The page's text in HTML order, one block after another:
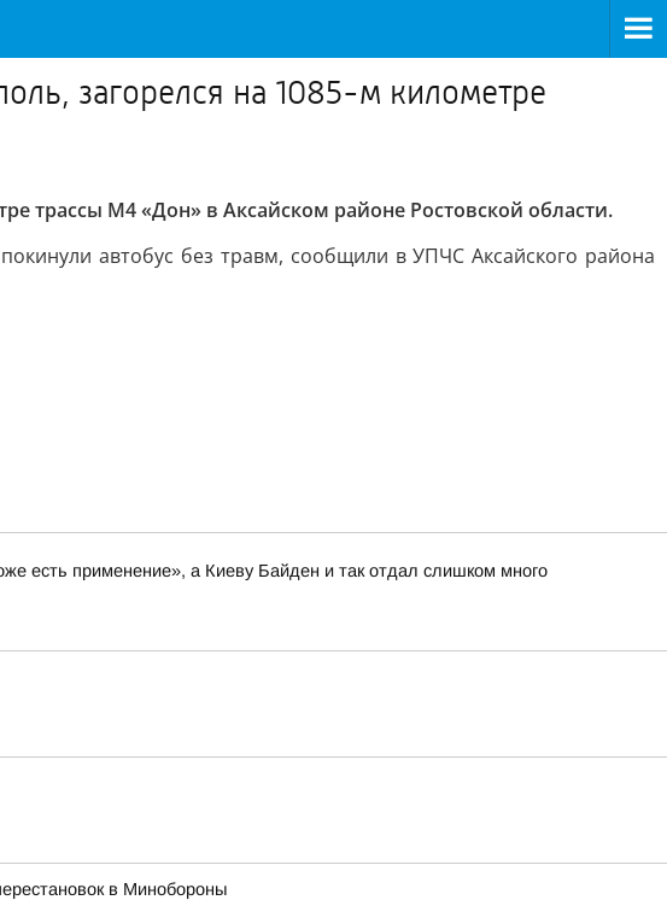
загорелся на 1085-м километре
трассы М4 «Дон» в Аксайском районе Ростовской области.
автобус без травм, сообщили в УПЧС Аксайского района
есть применение», а Киеву Байден и так отдал слишком много
в Минобороны